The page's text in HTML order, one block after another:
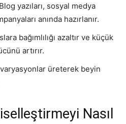
yazıları, sosyal medya
anında hazırlanır.
bağımlılığı azaltır ve küçük
artırır.
varyasyonlar üreterek beyin
Nasıl